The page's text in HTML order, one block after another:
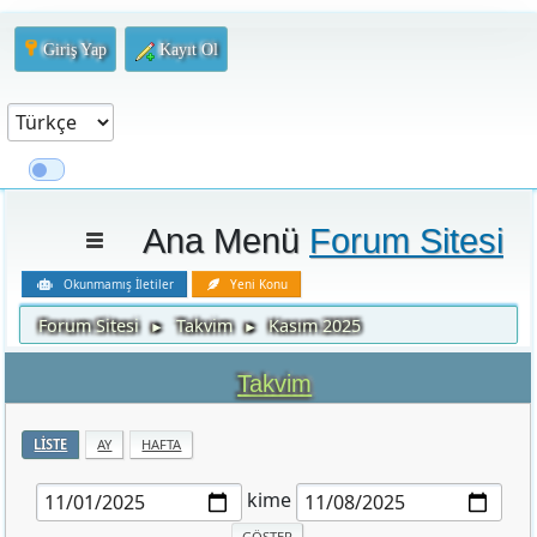
Giriş Yap Kayıt Ol
Ana Menü Forum Sitesi
Okunmamış İletiler Yeni Konu
Forum Sitesi ► Takvim ► Kasım 2025
Takvim
LISTE AY HAFTA
kime